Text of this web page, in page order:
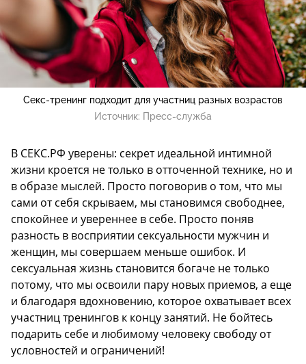
Секс-тренинг подходит для участниц разных возрастов
Источник: Пресс-служба
В СЕКС.РФ уверены: секрет идеальной интимной
жизни кроется не только в отточенной технике, но и
в образе мыслей. Просто поговорив о том, что мы
сами от себя скрываем, мы становимся свободнее,
спокойнее и увереннее в себе. Просто поняв
разность в восприятии сексуальности мужчин и
женщин, мы совершаем меньше ошибок. И
сексуальная жизнь становится богаче не только
потому, что мы освоили пару новых приемов, а еще
и благодаря вдохновению, которое охватывает всех
участниц тренингов к концу занятий. Не бойтесь
подарить себе и любимому человеку свободу от
условностей и ограничений!